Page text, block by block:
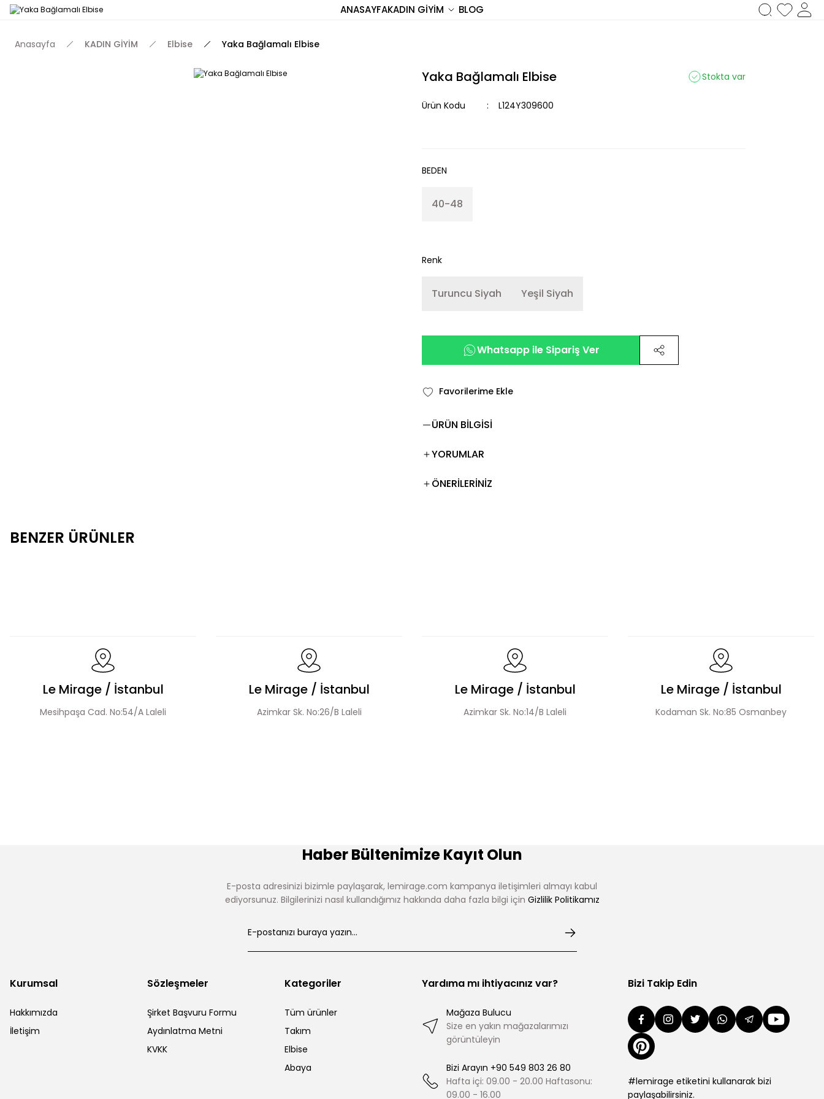
ANASAYFAKADIN GİYİM BLOG
Anasayfa KADIN GİYİM Elbise Yaka Bağlamalı Elbise
Yaka Bağlamalı Elbise Stokta var
Ürün Kodu L124Y309600
BEDEN
40-48
Renk
Turuncu Siyah Yeşil Siyah
Whatsapp ile Sipariş Ver
ÜRÜN BİLGİSİ
YORUMLAR
ÖNERİLERİNİZ
BENZER ÜRÜNLER
Volanlı Kadın Elbise Boncuk İşlemeli Fırfır Yaka Detay Elbise Çiçek Desen Elbise Çiçek Aplikeli Tensel Elbise
Le Mirage / İstanbul
Mesihpaşa Cad. No:54/A Laleli
Le Mirage / İstanbul
Azimkar Sk. No:26/B Laleli
Le Mirage / İstanbul
Azimkar Sk. No:14/B Laleli
Le Mirage / İstanbul
Kodaman Sk. No:85 Osmanbey
Haber Bültenimize Kayıt Olun
E-posta adresinizi bizimle paylaşarak, lemirage.com kampanya iletişimleri almayı kabul
ediyorsunuz. Bilgilerinizi nasıl kullandığımız hakkında daha fazla bilgi için Gizlilik Politikamız
Kurumsal
Hakkımızda
İletişim
Sözleşmeler
Şirket Başvuru Formu
Aydınlatma Metni
KVKK
Kategoriler
Tüm ürünler
Takım
Elbise
Abaya
Yardıma mı ihtiyacınız var?
Mağaza Bulucu
Size en yakın mağazalarımızı
görüntüleyin
Bizi Arayın +90 549 803 26 80
Hafta içi: 09.00 - 20.00 Haftasonu:
09.00 - 16.00
Bizi Takip Edin
#lemirage etiketini kullanarak bizi
paylaşabilirsiniz.